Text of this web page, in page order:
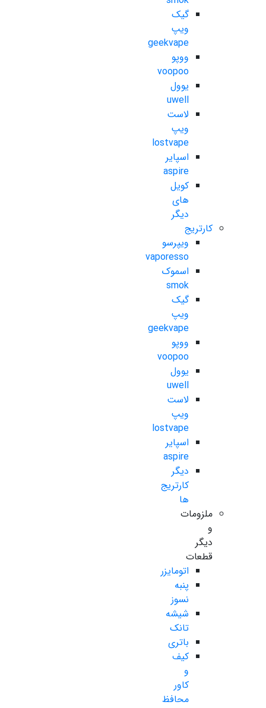
گیک
ویپ
geekvape
ووپو
voopoo
یوول
uwell
لاست
ویپ
lostvape
اسپایر
aspire
کویل
های
دیگر
کارتریج
ویپرسو
vaporesso
اسموک
smok
گیک
ویپ
geekvape
ووپو
voopoo
یوول
uwell
لاست
ویپ
lostvape
اسپایر
aspire
دیگر
کارتریج
ها
ملزومات
و
دیگر
قطعات
اتومایزر
پنبه
نسوز
شیشه
تانک
باتری
کیف
و
کاور
محافظ